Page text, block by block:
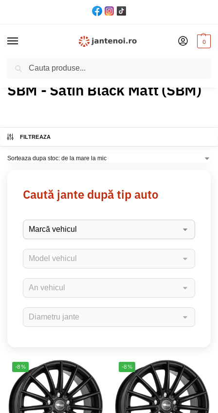
0
Acasă Produs Culoare / SBM - Satin Black Matt (SBM)
SBM - Satin Black Matt (SBM)
FILTREAZA
Caută jante după tip auto
-8% -8%